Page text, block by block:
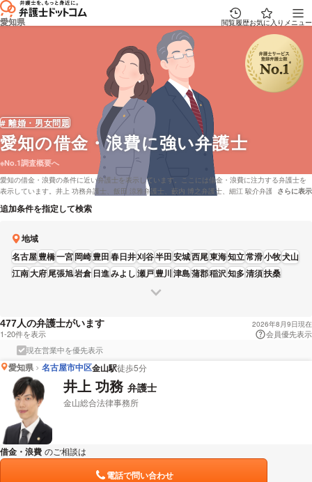
愛知県 閲覧履歴お気に入り メニュー
# 離婚・男女問題
愛知の借金・浪費に強い弁護士
※No.1調査概要へ
愛知の借金・浪費の条件に近い弁護士を表示しています。ここには借金・浪費に注力する弁護士を
表示しています。井上 功務弁護士、飯田 涼雅弁護士、藪内 博之弁護士、細江 駿介弁護士、鬼頭 浩
二弁護士などの電話・メールの問合せ情報から、口コミや評判・土日祝日の休日法律相談や無料相
談の可否など、充実した専門情報で心強い弁護士をお探しください。
説明文の
さらに表示
追加条件を指定して検索
地域
名古屋豊橋一宮岡崎豊田春日井刈谷半田安城西尾東海知立常滑小牧犬山
江南大府尾張旭岩倉 日進みよし瀬戸豊川津島蒲郡稲沢知多清須扶桑
477人の弁護士がいます 2026年8月9日現在
1-20件を表示
会員優先表示
現在営業中を優先表示
愛知県 名古屋市中区金山駅徒歩5分
井上 功務 弁護士
金山総合法律事務所
借金・浪費 のご相談は
電話で問い合わせ